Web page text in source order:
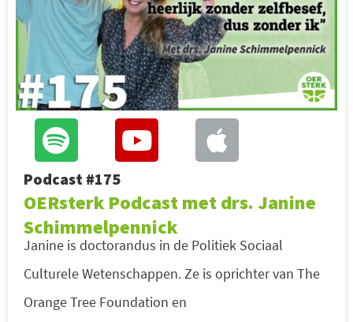
Podcast #175
OERsterk Podcast met drs. Janine
Schimmelpennick
Janine is doctorandus in de Politiek Sociaal
Culturele Wetenschappen. Ze is oprichter van The
Orange Tree Foundation en